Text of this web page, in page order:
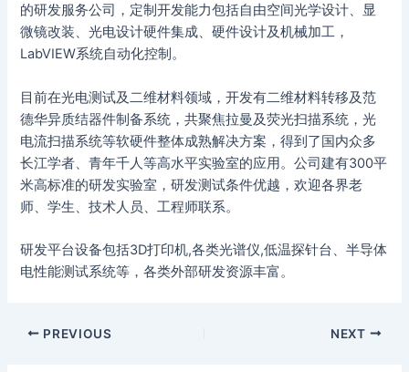
的研发服务公司，定制开发能力包括自由空间光学设计、显
微镜改装、光电设计硬件集成、硬件设计及机械加工，
LabVIEW系统自动化控制。
目前在光电测试及二维材料领域，开发有二维材料转移及范
德华异质结器件制备系统，共聚焦拉曼及荧光扫描系统，光
电流扫描系统等软硬件整体成熟解决方案，得到了国内众多
长江学者、青年千人等高水平实验室的应用。公司建有300平
米高标准的研发实验室，研发测试条件优越，欢迎各界老
师、学生、技术人员、工程师联系。
研发平台设备包括3D打印机,各类光谱仪,低温探针台、半导体
电性能测试系统等，各类外部研发资源丰富。
PREVIOUS NEXT